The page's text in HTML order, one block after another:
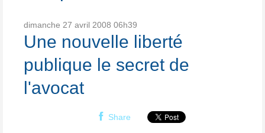
dimanche 27 avril 2008 06h39
Une nouvelle liberté
publique le secret de
l'avocat
Share